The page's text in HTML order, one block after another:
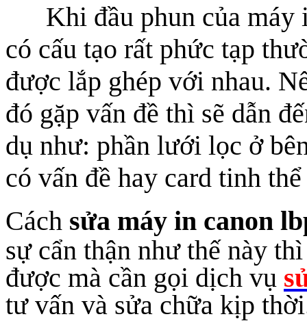
Khi đầu phun của
có cấu tạo rất phức tạp
được lắp ghép với nhau.
đó gặp vấn đề thì sẽ dẫn
dụ như: phần lưới lọc ở
có vấn đề hay card tinh
Cách sửa máy in canon
sự cẩn thận như thế này
được mà cần gọi dịch vụ
tư vấn và sửa chữa kịp